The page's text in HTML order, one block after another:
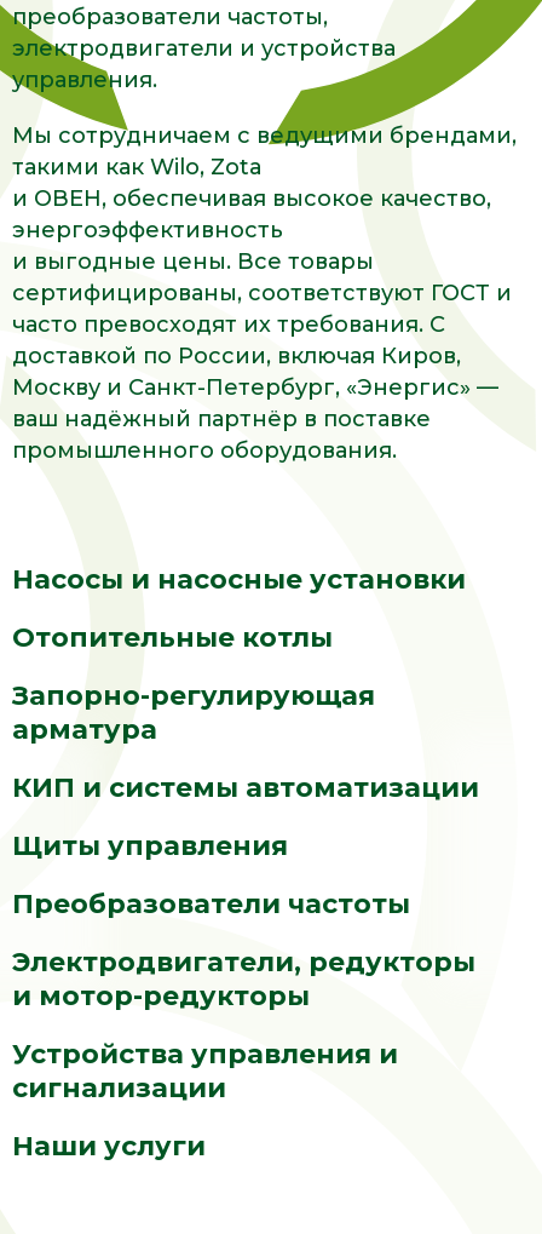
преобразователи частоты,
электродвигатели и устройства
управления.
Мы сотрудничаем с ведущими брендами,
такими как Wilo, Zota
и ОВЕН, обеспечивая высокое качество,
энергоэффективность
и выгодные цены. Все товары
сертифицированы, соответствуют ГОСТ и
часто превосходят их требования. С
доставкой по России, включая Киров,
Москву и Санкт-Петербург, «Энергис» —
ваш надёжный партнёр в поставке
промышленного оборудования.
Насосы и насосные установки
Отопительные котлы
Запорно-регулирующая
арматура
КИП и системы автоматизации
Щиты управления
Преобразователи частоты
Электродвигатели, редукторы
и мотор-редукторы
Устройства управления и
сигнализации
Наши услуги